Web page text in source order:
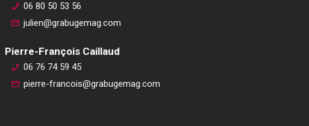
06 80 50 53 56
julien@grabugemag.com
Pierre-François Caillaud
06 76 74 59 45
pierre-francois@grabugemag.com